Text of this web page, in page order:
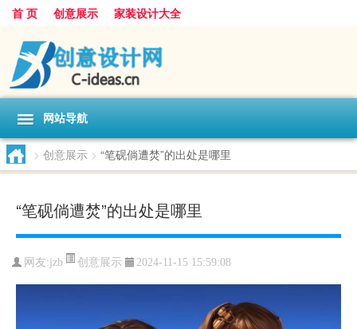
首 页 创意展示 家装设计大全
网站导航
> 创意展示 > “笔砚倘遭焚”的出处是哪里
“笔砚倘遭焚”的出处是哪里
网友:jzb 创意展示 2024-11-15 15:59:08